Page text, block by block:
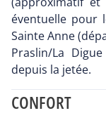
éventuelle pour
Sainte Anne
Praslin/La
depuis la jetée.
CONFORT